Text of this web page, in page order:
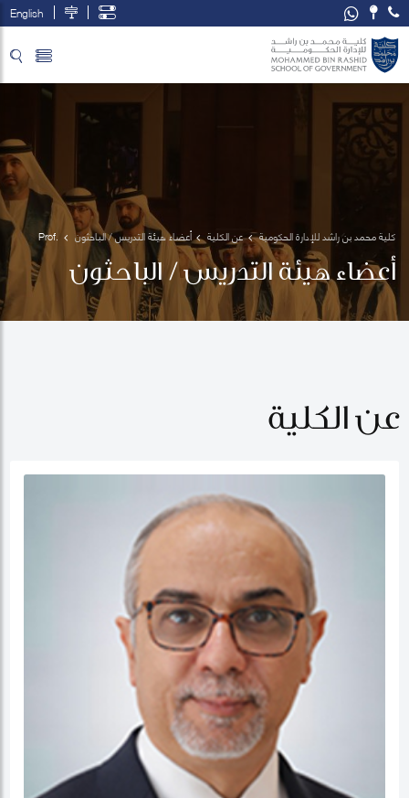
English
كلية محمد بن راشد للإدارة الحكومية عن الكلية أعضاء هيئة التدريس / الباحثون
Prof.
Khalid
Wazani
أعضاء هيئة التدريس / الباحثون
عن الكلية